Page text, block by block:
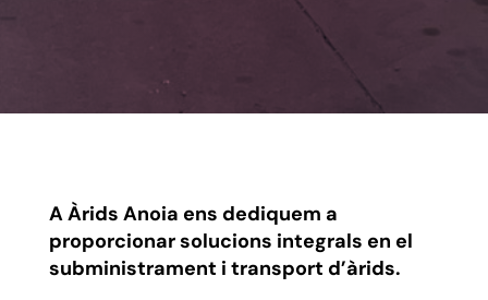
A Àrids Anoia ens dediquem a
proporcionar solucions integrals en el
subministrament i transport d’àrids.